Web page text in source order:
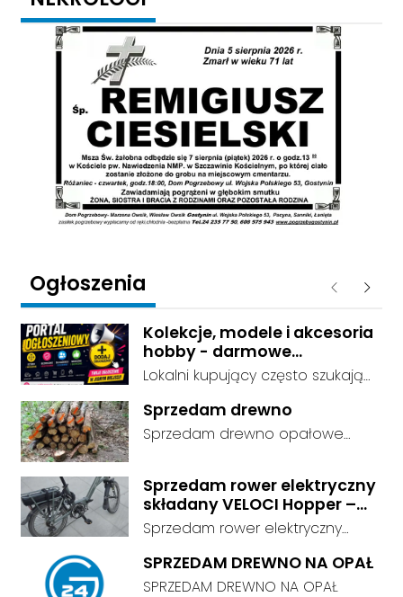
Ogłoszenia Poprzednie
Kolekcje, modele i akcesoria
hobby - darmowe
ogłoszenia, dodaj swoje za
Lokalni kupujący często szukają
w domu. Kategorie są czytelnie
podzielone, dzięki czemu osoby
kolekcjonerskich trafiają prosto
do Twojej oferty. Link do serwisu:
darmowe ogłoszenia -
szenia.pl/. Załóż konto albo
opublikuj ofertę od razu i
Sprzedam drewno
Sprzedam drewno opałowe
palenia transport w własnym
zakresie
Sprzedam rower elektryczny
składany VELOCI Hopper –
Bafang
Sprzedam rower elektryczny
Bafang | Przebieg tylko 663 km
SPRZEDAM DREWNO NA OPAŁ
SPRZEDAM DREWNO NA OPAŁ